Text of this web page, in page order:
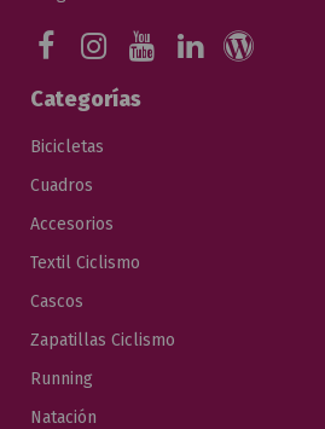
Categorías
Bicicletas
Cuadros
Accesorios
Textil Ciclismo
Cascos
Zapatillas Ciclismo
Running
Natación